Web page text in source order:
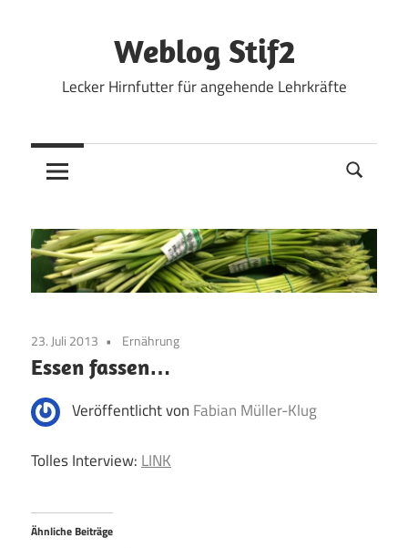
Weblog Stif2
Lecker Hirnfutter für angehende Lehrkräfte
23. Juli 2013 Ernährung
Essen fassen…
Veröffentlicht von Fabian Müller-Klug
Tolles Interview: LINK
Ähnliche Beiträge